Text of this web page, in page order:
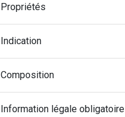
Propriétés
Indication
Composition
Information légale obligatoire